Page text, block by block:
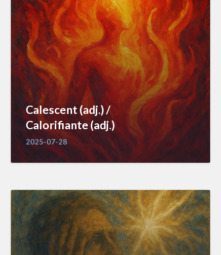
Calescent (adj.) /
Calorifiante (adj.)
2025-07-28